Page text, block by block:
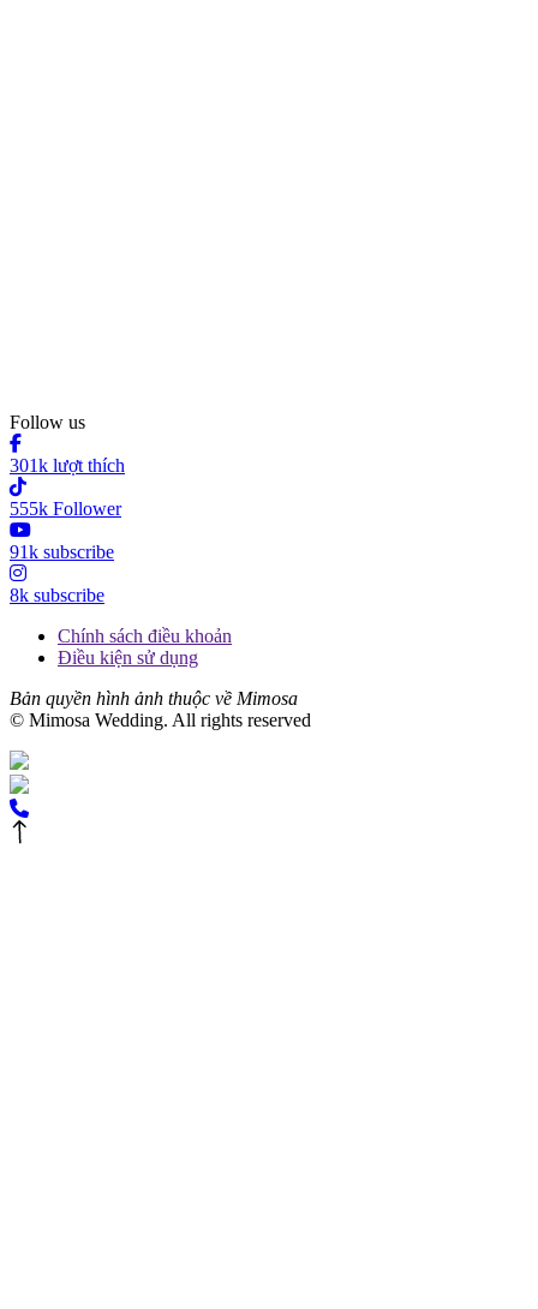
Follow us
301k lượt thích
555k Follower
91k subscribe
8k subscribe
Chính sách điều khoản
Điều kiện sử dụng
Bản quyền hình ảnh thuộc về Mimosa
© Mimosa Wedding. All rights reserved